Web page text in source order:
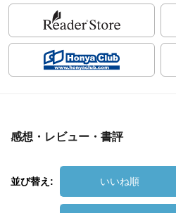
感想・レビュー・書評
並び替え: いいね順